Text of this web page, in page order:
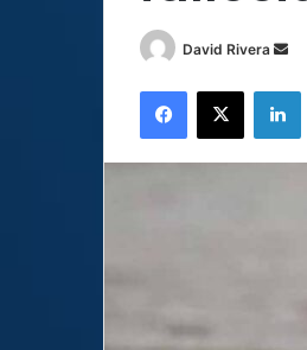
David Rivera
Facebook
X